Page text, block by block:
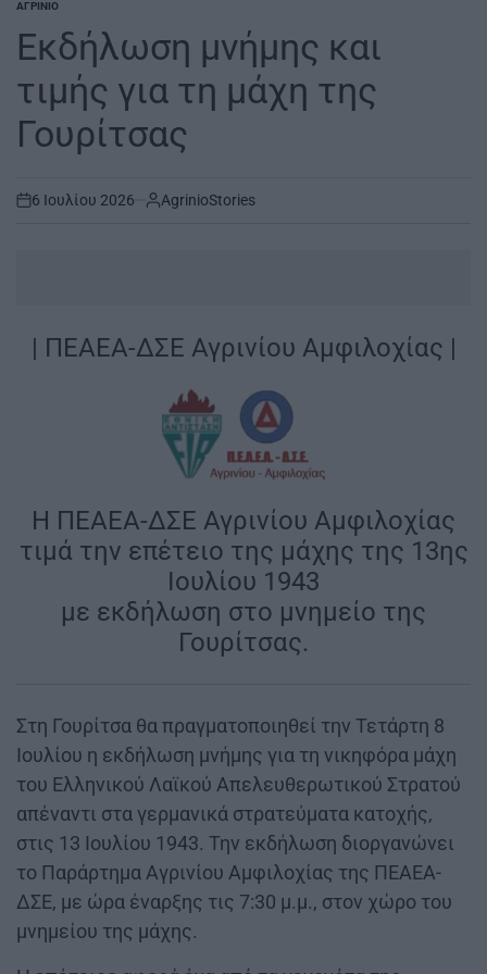
POSTED
ΑΓΡΊΝΙΟ
Eκδήλωση μνήμης και
τιμής για τη μάχη της
Γουρίτσας
on
6 Ιουλίου 2026 AgrinioStories
| ΠΕΑΕΑ-ΔΣΕ Αγρινίου Αμφιλοχίας |
Η ΠΕΑΕΑ-ΔΣΕ Αγρινίου Αμφιλοχίας
τιμά την επέτειο της μάχης της 13ης
Ιουλίου 1943
με εκδήλωση στο μνημείο της
Γουρίτσας.
Στη Γουρίτσα θα πραγματοποιηθεί την Τετάρτη 8
Ιουλίου η εκδήλωση μνήμης για τη νικηφόρα μάχη
του Ελληνικού Λαϊκού Απελευθερωτικού Στρατού
απέναντι στα γερμανικά στρατεύματα κατοχής,
στις 13 Ιουλίου 1943. Την εκδήλωση διοργανώνει
το Παράρτημα Αγρινίου Αμφιλοχίας της ΠΕΑΕΑ-
ΔΣΕ, με ώρα έναρξης τις 7:30 μ.μ., στον χώρο του
μνημείου της μάχης.